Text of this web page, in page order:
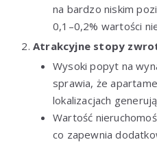
na bardzo niskim
0,1–0,2% wartości
Atrakcyjne stopy
Wysoki popyt na
sprawia, że
lokalizacjach
Wartość
co zapewnia